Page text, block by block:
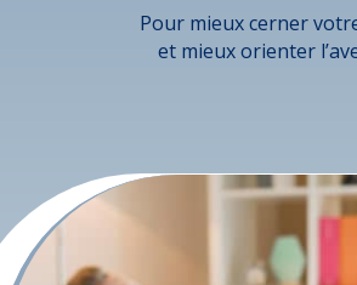
Pour mieux cerner
et mieux orienter